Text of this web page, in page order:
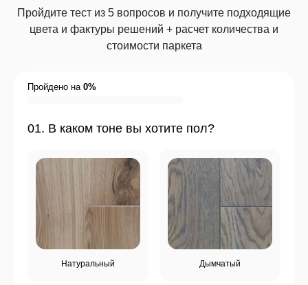
Пройдите тест из 5 вопросов и получите подходящие
цвета и фактуры решений + расчет количества и
стоимости паркета
Пройдено на 0%
01. В каком тоне вы хотите пол?
Натуральный Дымчатый